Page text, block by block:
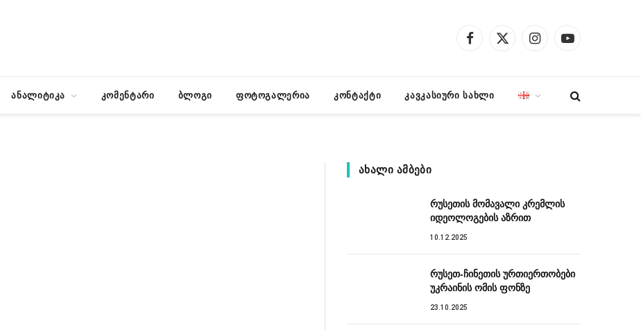
Facebook
X
InstagramYouTube
ანალიტიკა კომენტარი ბლოგი ფოტოგალერია კონტაქტი კავკასიური სახლი
ᲐᲮᲐᲚᲘ ᲐᲛᲑᲔᲑᲘ
რუსეთის მომავალი კრემლის
იდეოლოგების აზრით
10.12.2025
რუსეთ-ჩინეთის ურთიერთობები
უკრაინის ომის ფონზე
23.10.2025